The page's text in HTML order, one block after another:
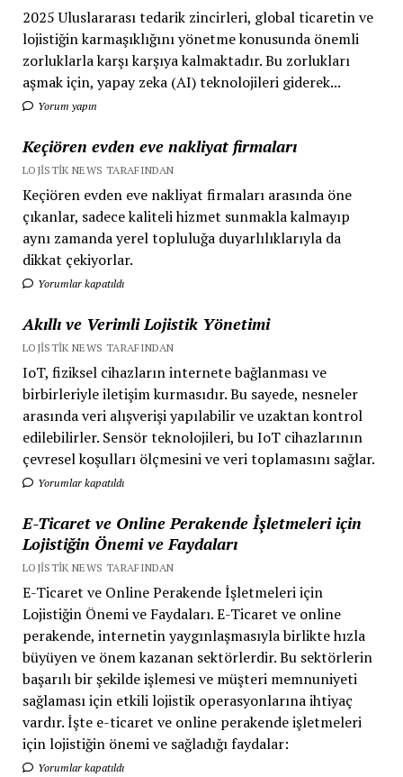
2025 Uluslararası tedarik zincirleri, global ticaretin ve
lojistiğin karmaşıklığını yönetme konusunda önemli
zorluklarla karşı karşıya kalmaktadır. Bu zorlukları
aşmak için, yapay zeka (AI) teknolojileri giderek...
Yorum yapın
Keçiören evden eve nakliyat firmaları
LOJISTIK NEWS TARAFINDAN
Keçiören evden eve nakliyat firmaları arasında öne
çıkanlar, sadece kaliteli hizmet sunmakla kalmayıp
aynı zamanda yerel topluluğa duyarlılıklarıyla da
dikkat çekiyorlar.
Yorumlar kapatıldı
Akıllı ve Verimli Lojistik Yönetimi
LOJISTIK NEWS TARAFINDAN
IoT, fiziksel cihazların internete bağlanması ve
birbirleriyle iletişim kurmasıdır. Bu sayede, nesneler
arasında veri alışverişi yapılabilir ve uzaktan kontrol
edilebilirler. Sensör teknolojileri, bu IoT cihazlarının
çevresel koşulları ölçmesini ve veri toplamasını sağlar.
Yorumlar kapatıldı
E-Ticaret ve Online Perakende İşletmeleri için
Lojistiğin Önemi ve Faydaları
LOJISTIK NEWS TARAFINDAN
E-Ticaret ve Online Perakende İşletmeleri için
Lojistiğin Önemi ve Faydaları. E-Ticaret ve online
perakende, internetin yaygınlaşmasıyla birlikte hızla
büyüyen ve önem kazanan sektörlerdir. Bu sektörlerin
başarılı bir şekilde işlemesi ve müşteri memnuniyeti
sağlaması için etkili lojistik operasyonlarına ihtiyaç
vardır. İşte e-ticaret ve online perakende işletmeleri
için lojistiğin önemi ve sağladığı faydalar:
Yorumlar kapatıldı